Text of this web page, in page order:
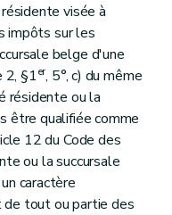
visée à
impôts sur les
belge d'une
2, §1er, 5°, c) du même
résidente ou la
être qualifiée comme
12 du Code des
ou la succursale
caractère
de tout ou partie des